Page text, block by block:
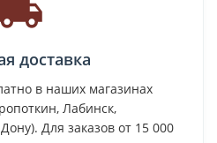
доставка
в наших магазинах
Лабинск,
Для заказов от 15 000